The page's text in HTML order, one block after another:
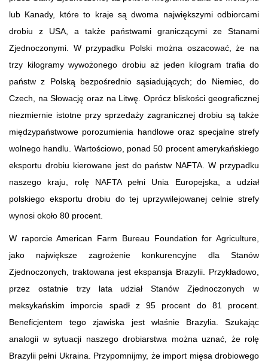
lub Kanady, które to kraje są dwoma największymi odbiorcami
drobiu z USA, a także państwami graniczącymi ze Stanami
Zjednoczonymi. W przypadku Polski można oszacować, że na
trzy kilogramy wywożonego drobiu aż jeden kilogram trafia do
państw z Polską bezpośrednio sąsiadujących; do Niemiec, do
Czech, na Słowację oraz na Litwę. Oprócz bliskości geograficznej
niezmiernie istotne przy sprzedaży zagranicznej drobiu są także
międzypaństwowe porozumienia handlowe oraz specjalne strefy
wolnego handlu. Wartościowo, ponad 50 procent amerykańskiego
eksportu drobiu kierowane jest do państw NAFTA. W przypadku
naszego kraju, rolę NAFTA pełni Unia Europejska, a udział
polskiego eksportu drobiu do tej uprzywilejowanej celnie strefy
wynosi około 80 procent.
W raporcie American Farm Bureau Foundation for Agriculture,
jako największe zagrożenie konkurencyjne dla Stanów
Zjednoczonych, traktowana jest ekspansja Brazylii. Przykładowo,
przez ostatnie trzy lata udział Stanów Zjednoczonych w
meksykańskim imporcie spadł z 95 procent do 81 procent.
Beneficjentem tego zjawiska jest właśnie Brazylia. Szukając
analogii w sytuacji naszego drobiarstwa można uznać, że rolę
Brazylii pełni Ukraina. Przypomnijmy, że import mięsa drobiowego